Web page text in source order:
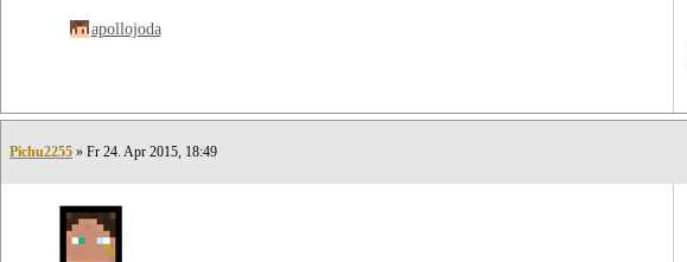
apollojoda
Pichu2255 » Fr 24. Apr 2015, 18:49